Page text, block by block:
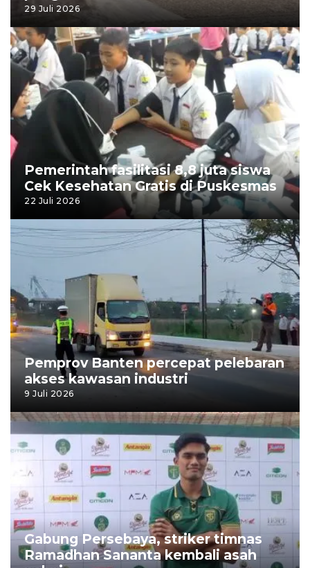
Pemerintah percepat pembangunan
15 bendungan dukung ketahanan
pangan
29 Juli 2026
Pemerintah fasilitasi 8,8 juta siswa
Cek Kesehatan Gratis di Puskesmas
22 Juli 2026
Pemprov Banten percepat pelebaran
akses kawasan industri
9 Juli 2026